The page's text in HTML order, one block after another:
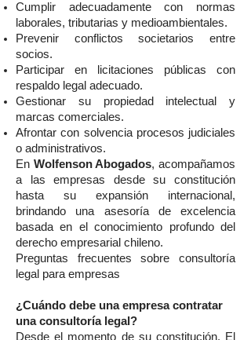
Cumplir adecuadamente con normas
laborales, tributarias y medioambientales.
Prevenir conflictos societarios entre
socios.
Participar en licitaciones públicas con
respaldo legal adecuado.
Gestionar su propiedad intelectual y
marcas comerciales.
Afrontar con solvencia procesos judiciales
o administrativos.
En Wolfenson Abogados, acompañamos
a las empresas desde su constitución
hasta su expansión internacional,
brindando una asesoría de excelencia
basada en el conocimiento profundo del
derecho empresarial chileno.
Preguntas frecuentes sobre consultoría
legal para empresas
¿Cuándo debe una empresa contratar
una consultoría legal?
Desde el momento de su constitución. El